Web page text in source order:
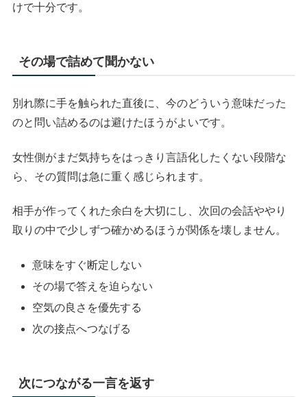
けで十分です。
その場で詰めて聞かない
別れ際に手を触られた直後に、今のどういう意味だった
のと問い詰めるのは避けたほうがよいです。
女性側がまだ気持ちをはっきり言語化したくない段階な
ら、その質問は急に重く感じられます。
相手が作ってくれた余白を大切にし、次回の会話ややり
取りの中で少しずつ確かめるほうが関係を壊しません。
意味をすぐ断定しない
その場で答えを迫らない
空気の良さを優先する
次の接点へつなげる
次につながる一言を返す